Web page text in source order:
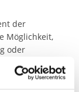
der
Möglichkeit,
oder
wissen
wohin